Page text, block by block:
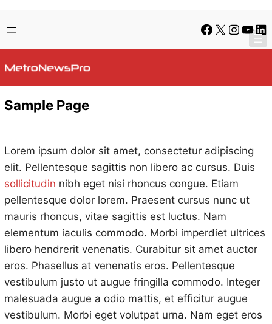
to
content
to
content
Facebook
X Instagram
Sample Page
Lorem ipsum dolor sit amet, consectetur adipiscing
elit. Pellentesque sagittis non libero ac cursus. Duis
sollicitudin nibh eget nisi rhoncus congue. Etiam
pellentesque dolor lorem. Praesent cursus nunc ut
mauris rhoncus, vitae sagittis est luctus. Nam
elementum iaculis commodo. Morbi imperdiet ultrices
libero hendrerit venenatis. Curabitur sit amet auctor
eros. Phasellus at venenatis eros. Pellentesque
vestibulum justo ut augue fringilla commodo. Integer
malesuada augue a odio mattis, et efficitur augue
vestibulum. Morbi eget volutpat urna. Nam eget eros